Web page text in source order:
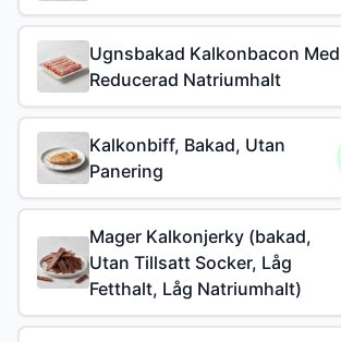
Ugnsbakad Kalkonbacon Med
Reducerad Natriumhalt
Kalkonbiff, Bakad, Utan
Panering
Mager Kalkonjerky (bakad,
Utan Tillsatt Socker, Låg
Fetthalt, Låg Natriumhalt)